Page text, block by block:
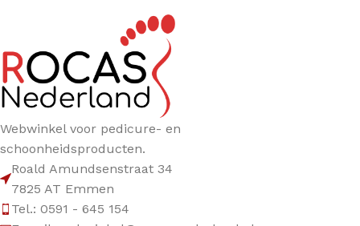
Webwinkel voor pedicure- en
schoonheidsproducten.
Roald Amundsenstraat 34
7825 AT Emmen
Tel.: 0591 - 645 154